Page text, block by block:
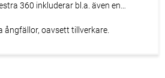
360 inkluderar bl.a. även en
ångfällor, oavsett tillverkare.